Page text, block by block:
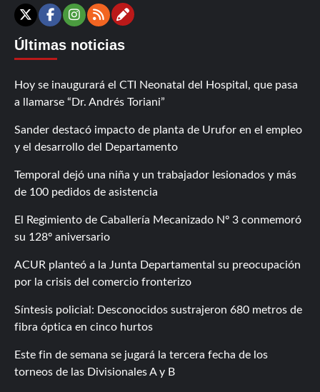
X Facebook
Instagram
RSSContáctanos
Últimas noticias
Hoy se inaugurará el CTI Neonatal del Hospital, que pasa
a llamarse “Dr. Andrés Toriani”
Sander destacó impacto de planta de Urufor en el empleo
y el desarrollo del Departamento
Temporal dejó una niña y un trabajador lesionados y más
de 100 pedidos de asistencia
El Regimiento de Caballería Mecanizado Nº 3 conmemoró
su 128º aniversario
ACUR planteó a la Junta Departamental su preocupación
por la crisis del comercio fronterizo
Síntesis policial: Desconocidos sustrajeron 680 metros de
fibra óptica en cinco hurtos
Este fin de semana se jugará la tercera fecha de los
torneos de las Divisionales A y B